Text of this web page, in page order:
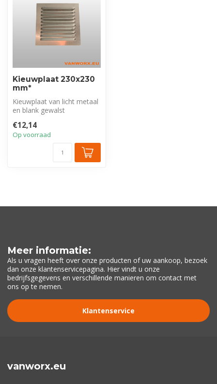
Kieuwplaat 230x230
mm*
Kieuwplaat van licht metaal
en blank gewalst
€12,14
Op voorraad
Meer informatie:
Als u vragen heeft over onze producten of uw aankoop, bezoek
dan onze klantenservicepagina. Hier vindt u onze
bedrijfsgegevens en verschillende manieren om contact met
ons op te nemen.
Klantenservice
vanworx.eu